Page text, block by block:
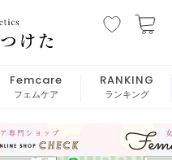
Femcare
フェムケア
RANKING
ランキング